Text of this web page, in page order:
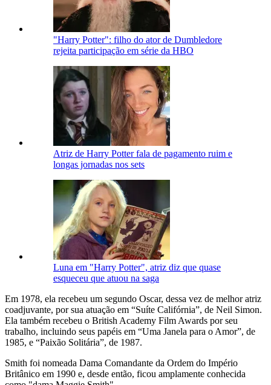
"Harry Potter": filho do ator de Dumbledore
rejeita participação em série da HBO
Atriz de Harry Potter fala de pagamento ruim e
longas jornadas nos sets
Luna em "Harry Potter", atriz diz que quase
esqueceu que atuou na saga
Em 1978, ela recebeu um segundo Oscar, dessa vez de melhor atriz
coadjuvante, por sua atuação em “Suíte Califórnia”, de Neil Simon.
Ela também recebeu o British Academy Film Awards por seu
trabalho, incluindo seus papéis em “Uma Janela para o Amor”, de
1985, e “Paixão Solitária”, de 1987.
Smith foi nomeada Dama Comandante da Ordem do Império
Britânico em 1990 e, desde então, ficou amplamente conhecida